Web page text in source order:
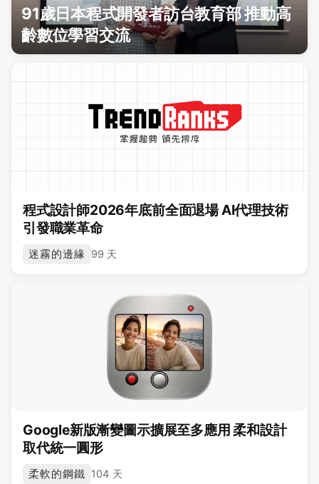
91歲日本程式開發者訪台教育部 推動高
齡數位學習交流
程式設計師2026年底前全面退場 AI代理技術
引發職業革命
迷霧的邊緣 99 天
Google新版漸變圖示擴展至多應用 柔和設計
取代統一圓形
柔軟的鋼鐵 104 天